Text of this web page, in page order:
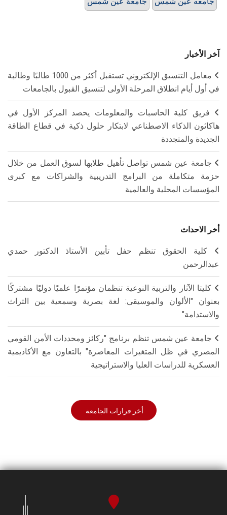
آخر الأخبار
معامل التنسيق الإلكتروني تستقبل أكثر من 1000 طالبًا وطالبة
في أول أيام انطلاق المرحلة الأولى لتنسيق القبول بالجامعات
فريق كلية الحاسبات والمعلومات يحصد المركز الأول في
هاكاثون الذكاء الاصطناعي لابتكار حلول ذكية في قطاع الطاقة
الجديدة والمتجددة
جامعة عين شمس تواصل تأهيل طلابها لسوق العمل من خلال
حزمة متكاملة من البرامج التدريبية والشراكات مع كبرى
المؤسسات المحلية والعالمية
أخر الاحداث
كلية الحقوق تنظم حفل تأبين الأستاذ الدكتور حمدي
عبدالرحمن
كليتا الآثار والتربية النوعية تنظمان مؤتمرًا علميًا دوليًا مشتركًا
بعنوان "الألوان والموسيقى: لغة بصرية وسمعية بين التراث
والاستدامة"
جامعة عين شمس تنظم برنامج "ركائز ومحددات الأمن القومي
المصري في ظل المتغيرات المعاصرة" بالتعاون مع الأكاديمية
العسكرية للدراسات العليا والاستراتيجية
أخر قرارات الجامعة